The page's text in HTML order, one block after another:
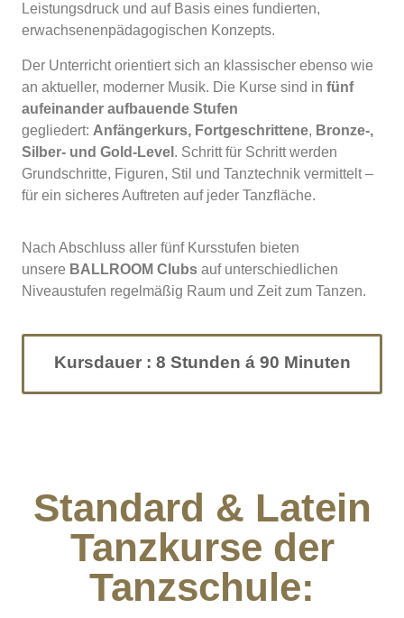
Leistungsdruck und auf Basis eines fundierten,
erwachsenenpädagogischen Konzepts.
Der Unterricht orientiert sich an klassischer ebenso wie
an aktueller, moderner Musik. Die Kurse sind in fünf
aufeinander aufbauende Stufen
gegliedert: Anfängerkurs, Fortgeschrittene, Bronze-,
Silber- und Gold-Level . Schritt für Schritt werden
Grundschritte, Figuren, Stil und Tanztechnik vermittelt –
für ein sicheres Auftreten auf jeder Tanzfläche.
Nach Abschluss aller fünf Kursstufen bieten
unsere BALLROOM Clubs auf unterschiedlichen
Niveaustufen regelmäßig Raum und Zeit zum Tanzen.
Kursdauer : 8 Stunden á 90 Minuten
Standard & Latein
Tanzkurse der
Tanzschule: